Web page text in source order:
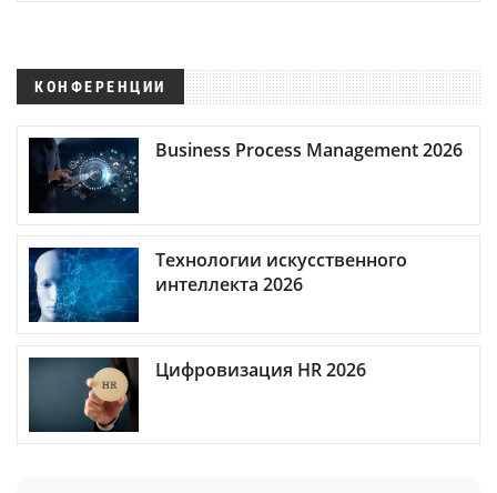
КОНФЕРЕНЦИИ
Business Process Management 2026
Технологии искусственного
интеллекта 2026
Цифровизация HR 2026